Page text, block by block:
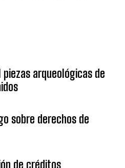
arqueológicas de
sobre derechos de
de créditos